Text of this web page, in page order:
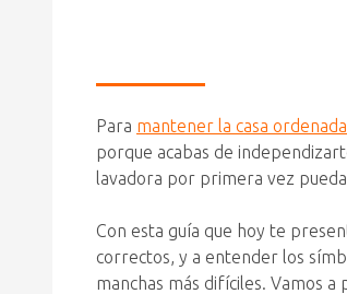
Para mantener la casa ordenada
porque acabas de
lavadora por primera vez
Con esta guía que hoy te
correctos, y a entender los
manchas más difíciles. Vamos a